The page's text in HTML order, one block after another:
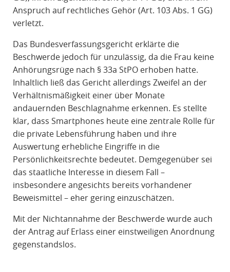
Anspruch auf rechtliches Gehör (Art. 103 Abs. 1 GG)
verletzt.
Das Bundesverfassungsgericht erklärte die
Beschwerde jedoch für unzulässig, da die Frau keine
Anhörungsrüge nach § 33a StPO erhoben hatte.
Inhaltlich ließ das Gericht allerdings Zweifel an der
Verhältnismäßigkeit einer über Monate
andauernden Beschlagnahme erkennen. Es stellte
klar, dass Smartphones heute eine zentrale Rolle für
die private Lebensführung haben und ihre
Auswertung erhebliche Eingriffe in die
Persönlichkeitsrechte bedeutet. Demgegenüber sei
das staatliche Interesse in diesem Fall –
insbesondere angesichts bereits vorhandener
Beweismittel – eher gering einzuschätzen.
Mit der Nichtannahme der Beschwerde wurde auch
der Antrag auf Erlass einer einstweiligen Anordnung
gegenstandslos.